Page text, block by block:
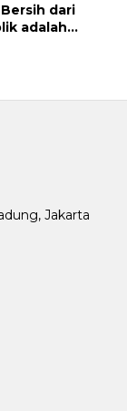
dari
adalah
Jakarta